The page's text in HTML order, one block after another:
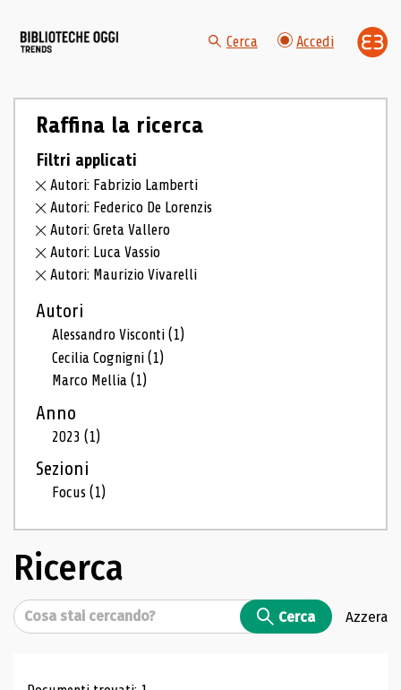
Cerca Accedi
Raffina la ricerca
Filtri applicati
Autori: Fabrizio Lamberti
Autori: Federico De Lorenzis
Autori: Greta Vallero
Autori: Luca Vassio
Autori: Maurizio Vivarelli
Autori
Alessandro Visconti(1)
Cecilia Cognigni(1)
Marco Mellia(1)
Anno
2023(1)
Sezioni
Focus(1)
Ricerca
Cerca Cerca Azzera